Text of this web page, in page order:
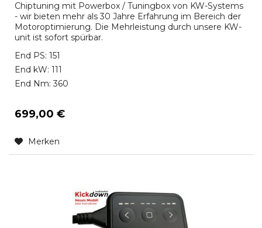
Chiptuning mit Powerbox / Tuningbox von KW-Systems
- wir bieten mehr als 30 Jahre Erfahrung im Bereich der
Motoroptimierung. Die Mehrleistung durch unsere KW-
unit ist sofort spürbar.
End PS: 151
End kW: 111
End Nm: 360
699,00 €
Merken